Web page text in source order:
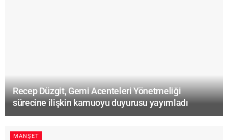
Recep Düzgit, Gemi Acenteleri Yönetmeliği
sürecine ilişkin kamuoyu duyurusu yayımladı
MANŞET